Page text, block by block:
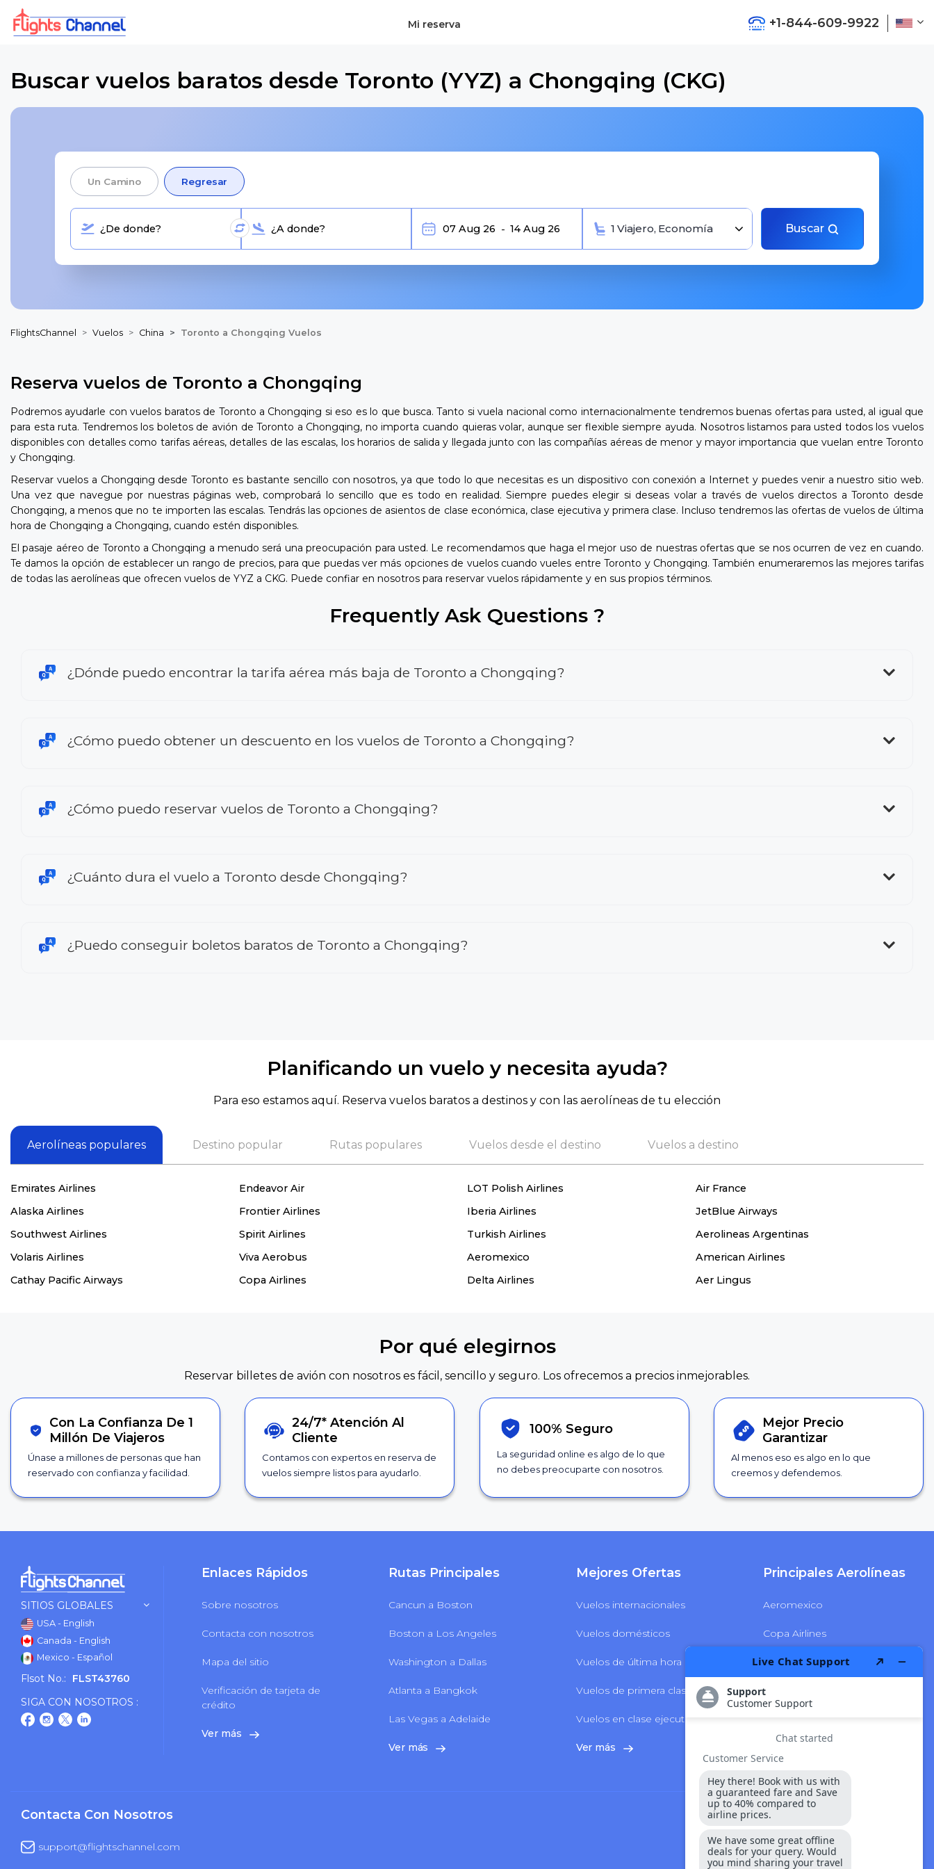
Mi reserva +1-844-609-9922
Buscar vuelos baratos desde Toronto (YYZ) a Chongqing (CKG)
Un Camino Regresar
1 Viajero, Economía Buscar
FlightsChannel Vuelos China Toronto a Chongqing Vuelos
Reserva vuelos de Toronto a Chongqing
Podremos ayudarle con vuelos baratos de Toronto a Chongqing si eso es lo que busca. Tanto si vuela nacional como internacionalmente tendremos buenas ofertas para usted, al igual que
para esta ruta. Tendremos los boletos de avión de Toronto a Chongqing, no importa cuando quieras volar, aunque ser flexible siempre ayuda. Nosotros listamos para usted todos los vuelos
disponibles con detalles como tarifas aéreas, detalles de las escalas, los horarios de salida y llegada junto con las compañías aéreas de menor y mayor importancia que vuelan entre Toronto
y Chongqing.
Reservar vuelos a Chongqing desde Toronto es bastante sencillo con nosotros, ya que todo lo que necesitas es un dispositivo con conexión a Internet y puedes venir a nuestro sitio web.
Una vez que navegue por nuestras páginas web, comprobará lo sencillo que es todo en realidad. Siempre puedes elegir si deseas volar a través de vuelos directos a Toronto desde
Chongqing, a menos que no te importen las escalas. Tendrás las opciones de asientos de clase económica, clase ejecutiva y primera clase. Incluso tendremos las ofertas de vuelos de última
hora de Chongqing a Chongqing, cuando estén disponibles.
El pasaje aéreo de Toronto a Chongqing a menudo será una preocupación para usted. Le recomendamos que haga el mejor uso de nuestras ofertas que se nos ocurren de vez en cuando.
Te damos la opción de establecer un rango de precios, para que puedas ver más opciones de vuelos cuando vueles entre Toronto y Chongqing. También enumeraremos las mejores tarifas
de todas las aerolíneas que ofrecen vuelos de YYZ a CKG. Puede confiar en nosotros para reservar vuelos rápidamente y en sus propios términos.
Frequently Ask Questions ?
¿Dónde puedo encontrar la tarifa aérea más baja de Toronto a Chongqing?
¿Cómo puedo obtener un descuento en los vuelos de Toronto a Chongqing?
¿Cómo puedo reservar vuelos de Toronto a Chongqing?
¿Cuánto dura el vuelo a Toronto desde Chongqing?
¿Puedo conseguir boletos baratos de Toronto a Chongqing?
Planificando un vuelo y necesita ayuda?
Para eso estamos aquí. Reserva vuelos baratos a destinos y con las aerolíneas de tu elección
Aerolíneas populares Destino popular Rutas populares Vuelos desde el destino Vuelos a destino
Emirates Airlines Endeavor Air LOT Polish Airlines
Air France
Alaska Airlines
Frontier Airlines Iberia Airlines
JetBlue Airways
Southwest Airlines
Spirit Airlines Turkish Airlines
Aerolineas Argentinas
Volaris Airlines
Viva Aerobus Aeromexico
American Airlines
Cathay Pacific Airways
Copa Airlines Delta Airlines Aer Lingus
Por qué elegirnos
Reservar billetes de avión con nosotros es fácil, sencillo y seguro. Los ofrecemos a precios inmejorables.
Con La Confianza De 1
Millón De Viajeros
Únase a millones de personas que han
reservado con confianza y facilidad.
24/7*Atención Al
Cliente
Contamos con expertos en reserva de
vuelos siempre listos para ayudarlo.
100% Seguro
La seguridad online es algo de lo que
no debes preocuparte con nosotros.
Mejor Precio
Garantizar
Al menos eso es algo en lo que
creemos y defendemos.
SITIOS GLOBALES
USA - English
Canada - English
Mexico - Español
Flsot No.:
FLST43760
SIGA CON NOSOTROS :
Enlaces Rápidos
Sobre nosotros
Contacta con nosotros
Mapa del sitio
Verificación de tarjeta de
crédito
Ver más
Rutas Principales
Cancun a Boston
Boston a Los Angeles
Washington a Dallas
Atlanta a Bangkok
Las Vegas a Adelaide
Ver más
Mejores Ofertas
Vuelos internacionales
Vuelos domésticos
Vuelos de última hora
Vuelos de primera clase
Vuelos en clase ejecutiva
Ver más
Principales Aerolíneas
Aeromexico
Copa Airlines
Delta Airlines
LATAM Airlines
Contacta Con Nosotros
support@flightschannel.com